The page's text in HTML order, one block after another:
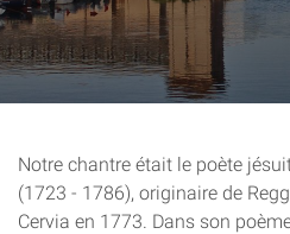
Notre chantre était le poète
(1723 - 1786), originaire de
Cervia en 1773. Dans son